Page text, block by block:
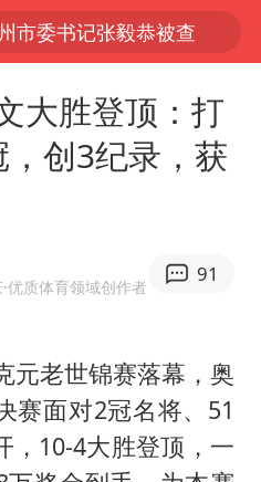
市委书记张毅恭被查
白海豚加强
秋天的第一杯奶茶到底有多火
国防部：中国军队坚决反制任何闹海挑衅图谋
U17国足点球大战淘汰河床晋级决赛
大胜登顶：打
创3纪录，获
·优质体育领域创作者
91
元老世锦赛落幕，奥
赛面对2冠名将、51
，10-4大胜登顶，一